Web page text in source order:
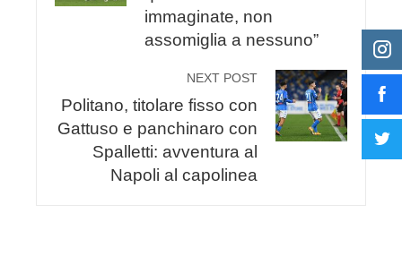
immaginate, non
assomiglia a nessuno”
NEXT POST
Politano, titolare fisso con
Gattuso e panchinaro con
Spalletti: avventura al
Napoli al capolinea